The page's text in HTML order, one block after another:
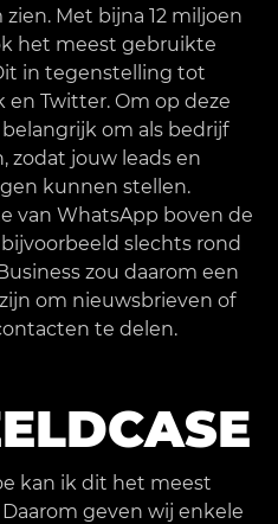
Met bijna 12 miljoen
het meest gebruikte
in tegenstelling tot
en Twitter. Om op deze
om als bedrijf
zodat jouw leads en
kunnen stellen.
van WhatsApp boven de
slechts rond
zou daarom een
om nieuwsbrieven of
te delen.
kan ik dit het meest
geven wij enkele